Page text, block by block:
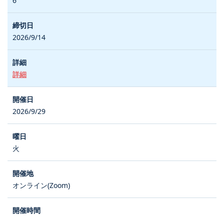
2026/9/14
詳細
2026/9/29
火
オンライン(Zoom)